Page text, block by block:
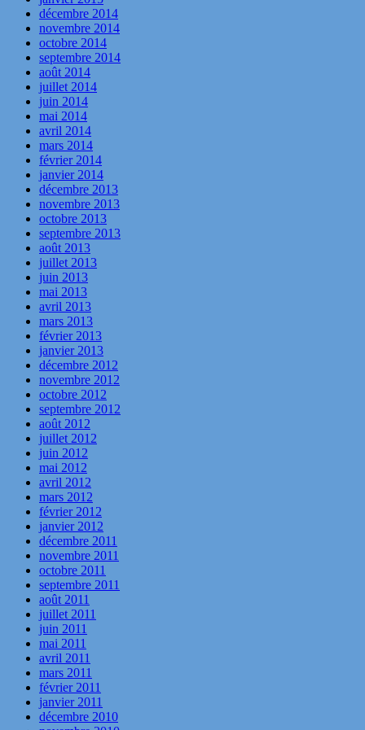
décembre 2014
novembre 2014
octobre 2014
septembre 2014
août 2014
juillet 2014
juin 2014
mai 2014
avril 2014
mars 2014
février 2014
janvier 2014
décembre 2013
novembre 2013
octobre 2013
septembre 2013
août 2013
juillet 2013
juin 2013
mai 2013
avril 2013
mars 2013
février 2013
janvier 2013
décembre 2012
novembre 2012
octobre 2012
septembre 2012
août 2012
juillet 2012
juin 2012
mai 2012
avril 2012
mars 2012
février 2012
janvier 2012
décembre 2011
novembre 2011
octobre 2011
septembre 2011
août 2011
juillet 2011
juin 2011
mai 2011
avril 2011
mars 2011
février 2011
janvier 2011
décembre 2010